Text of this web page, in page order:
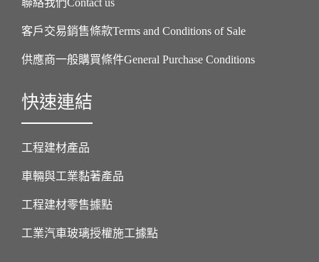
聯絡我們Contact us
客戶交易銷售條款Terms and Conditions of Sale
供應商一般購買條件General Purchase Conditions
快速連結
工程建材產品
車輛與工業黏著產品
工程建材零售據點
工業汽車玻璃授權施工據點